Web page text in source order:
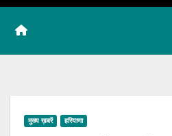
मुख्य ख़बरें हरियाणा